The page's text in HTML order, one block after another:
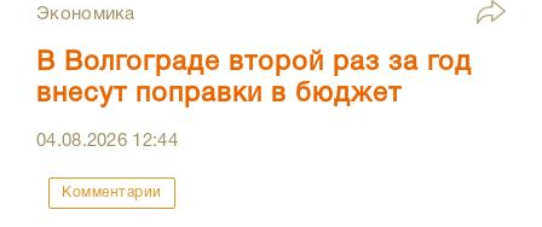
Экономика
В Волгограде второй раз за год
внесут поправки в бюджет
04.08.2026 12:44
Комментарии